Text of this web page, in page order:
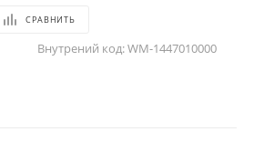
СРАВНИТЬ
Внутрений код:WM-1447010000